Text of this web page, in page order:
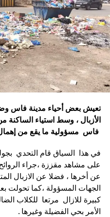
تعيش بعض أحياء مدينة فاس
الأزبال ، وسط استياء الساكنة
فاس مسؤولية ما يقع من
في هذا السياق قام التحدي
على مشاهد مقززة ،جراء
عن أخرها ، فضلا عن الازبال
الجهات المسؤولة ،كما تحولت
كبيرة للازال مرتعا للكلاب
الأمر بحي الفضيلة وغيرها .